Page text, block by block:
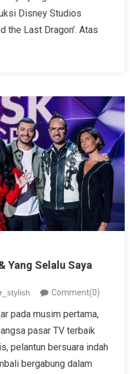
Disney Studios
the Last Dragon’. Atas
Yang Selalu Saya
Comment(0)
pada musim pertama,
pasar TV terbaik
pelantun bersuara indah
bergabung dalam